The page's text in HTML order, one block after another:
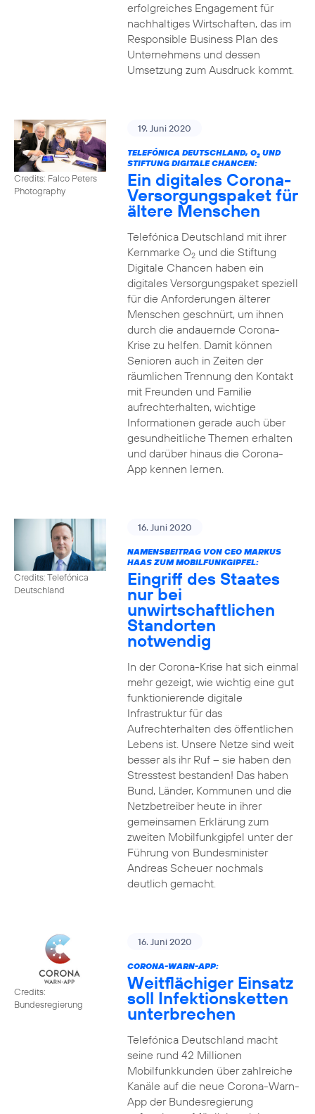
erfolgreiches Engagement für
nachhaltiges Wirtschaften, das im
Responsible Business Plan des
Unternehmens und dessen
Umsetzung zum Ausdruck kommt.
Credits: Falco Peters
Photography
19. Juni 2020
TELEFÓNICA DEUTSCHLAND, O2UND
STIFTUNG DIGITALE CHANCEN:
Ein digitales Corona-
Versorgungspaket für
ältere Menschen
Telefónica Deutschland mit ihrer
Kernmarke O2und die Stiftung
Digitale Chancen haben ein
digitales Versorgungspaket speziell
für die Anforderungen älterer
Menschen geschnürt, um ihnen
durch die andauernde Corona-
Krise zu helfen. Damit können
Senioren auch in Zeiten der
räumlichen Trennung den Kontakt
mit Freunden und Familie
aufrechterhalten, wichtige
Informationen gerade auch über
gesundheitliche Themen erhalten
und darüber hinaus die Corona-
App kennen lernen.
Credits: Telefónica
Deutschland
16. Juni 2020
NAMENSBEITRAG VON CEO MARKUS
HAAS ZUM MOBILFUNKGIPFEL:
Eingriff des Staates
nur bei
unwirtschaftlichen
Standorten
notwendig
In der Corona-Krise hat sich einmal
mehr gezeigt, wie wichtig eine gut
funktionierende digitale
Infrastruktur für das
Aufrechterhalten des öffentlichen
Lebens ist. Unsere Netze sind weit
besser als ihr Ruf – sie haben den
Stresstest bestanden! Das haben
Bund, Länder, Kommunen und die
Netzbetreiber heute in ihrer
gemeinsamen Erklärung zum
zweiten Mobilfunkgipfel unter der
Führung von Bundesminister
Andreas Scheuer nochmals
deutlich gemacht.
Credits:
Bundesregierung
16. Juni 2020
CORONA-WARN-APP:
Weitflächiger Einsatz
soll Infektionsketten
unterbrechen
Telefónica Deutschland macht
seine rund 42 Millionen
Mobilfunkkunden über zahlreiche
Kanäle auf die neue Corona-Warn-
App der Bundesregierung